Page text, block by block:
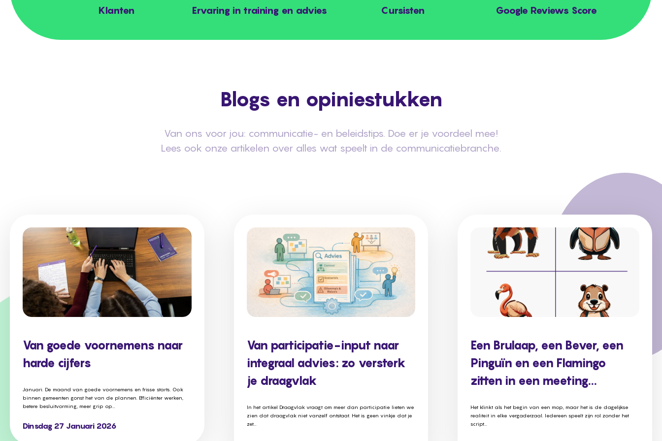
Klanten Ervaring in training en advies Cursisten Google Reviews Score
Blogs en opiniestukken
Van ons voor jou: communicatie- en beleidstips. Doe er je voordeel mee!
Lees ook onze artikelen over alles wat speelt in de communicatiebranche.
Van goede voornemens naar
harde cijfers
Januari. De maand van goede voornemens en frisse starts. Ook
binnen gemeenten gonst het van de plannen. Efficiënter werken,
betere besluitvorming, meer grip op...
Dinsdag 27 Januari 2026
Van participatie-input naar
integraal advies: zo versterk
je draagvlak
In het artikel Draagvlak vraagt om meer dan participatie lieten we
zien dat draagvlak niet vanzelf ontstaat. Het is geen vinkje dat je
zet...
Een Brulaap, een Bever, een
Pinguïn en een Flamingo
zitten in een meeting...
Het klinkt als het begin van een mop, maar het is de dagelijkse
realiteit in elke vergaderzaal. Iedereen speelt zijn rol zonder het
script...